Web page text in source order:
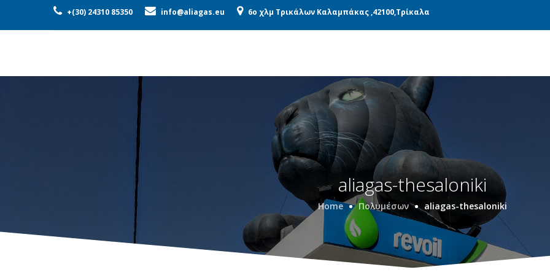
+(30) 24310 85350 info@aliagas.eu 6o χλμ Τρικάλων Καλαμπάκας ,42100,Τρίκαλα
ΕΤΑΙΡΕΊΑ ΠΡΟΪΌΝΤΑ ΜΟΝΆΔΕΣ ΠΑΡΑΓΩΓΉΣ ΜΕΤΑΦΟΡΙΚΉ
aliagas-thesaloniki
Home Πολυμέσων aliagas-thesaloniki